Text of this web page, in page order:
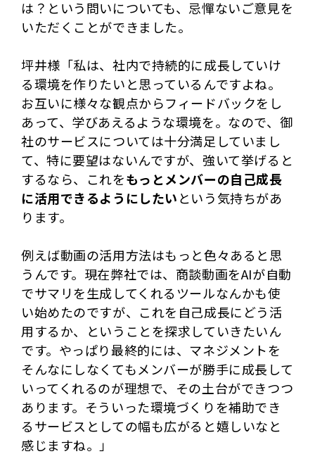
は？という問いについても、忌憚ないご意見を
いただくことができました。
坪井様「私は、社内で持続的に成長していけ
る環境を作りたいと思っているんですよね。
お互いに様々な観点からフィードバックをし
あって、学びあえるような環境を。なので、御
社のサービスについては十分満足していまし
て、特に要望はないんですが、強いて挙げると
するなら、これをもっとメンバーの自己成長
に活用できるようにしたいという気持ちがあ
ります。
例えば動画の活用方法はもっと色々あると思
うんです。現在弊社では、商談動画をAIが自動
でサマリを生成してくれるツールなんかも使
い始めたのですが、これを自己成長にどう活
用するか、ということを探求していきたいん
です。やっぱり最終的には、マネジメントを
そんなにしなくてもメンバーが勝手に成長して
いってくれるのが理想で、その土台ができつつ
あります。そういった環境づくりを補助でき
るサービスとしての幅も広がると嬉しいなと
感じますね。」